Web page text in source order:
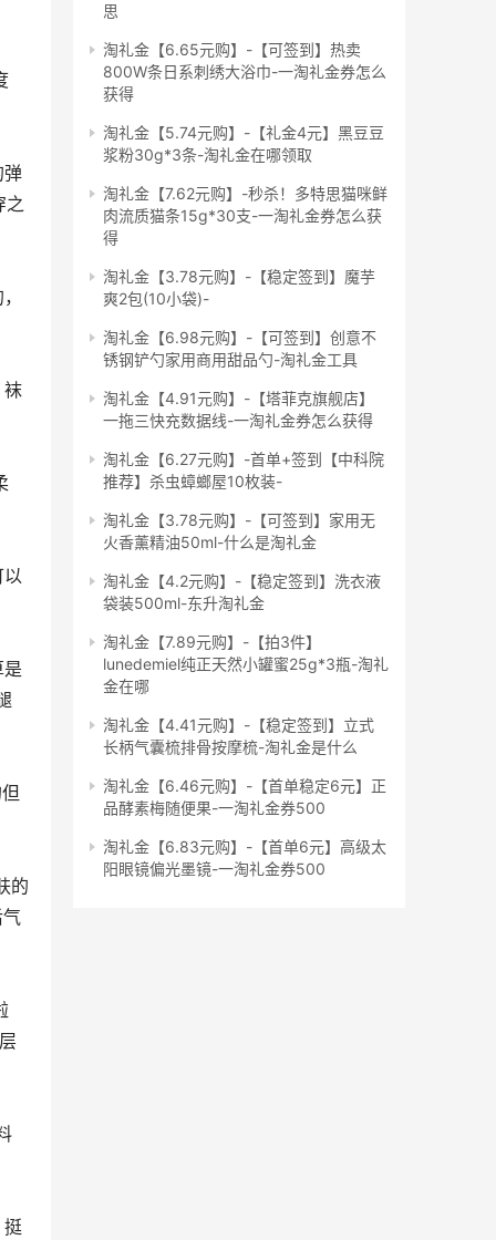
之
思
淘礼金【6.65元购】-【可签到】热卖
800W条日系刺绣大浴巾-一淘礼金券怎么
获得
淘礼金【5.74元购】-【礼金4元】黑豆豆
浆粉30g*3条-淘礼金在哪领取
淘礼金【7.62元购】-秒杀！多特思猫咪鲜
肉流质猫条15g*30支-一淘礼金券怎么获
得
淘礼金【3.78元购】-【稳定签到】魔芋
爽2包(10小袋)-
淘礼金【6.98元购】-【可签到】创意不
锈钢铲勺家用商用甜品勺-淘礼金工具
淘礼金【4.91元购】-【塔菲克旗舰店】
一拖三快充数据线-一淘礼金券怎么获得
淘礼金【6.27元购】-首单+签到【中科院
推荐】杀虫蟑螂屋10枚装-
淘礼金【3.78元购】-【可签到】家用无
火香薰精油50ml-什么是淘礼金
淘礼金【4.2元购】-【稳定签到】洗衣液
袋装500ml-东升淘礼金
淘礼金【7.89元购】-【拍3件】
lunedemiel纯正天然小罐蜜25g*3瓶-淘礼
金在哪
淘礼金【4.41元购】-【稳定签到】立式
长柄气囊梳排骨按摩梳-淘礼金是什么
淘礼金【6.46元购】-【首单稳定6元】正
品酵素梅随便果-一淘礼金券500
淘礼金【6.83元购】-【首单6元】高级太
阳眼镜偏光墨镜-一淘礼金券500